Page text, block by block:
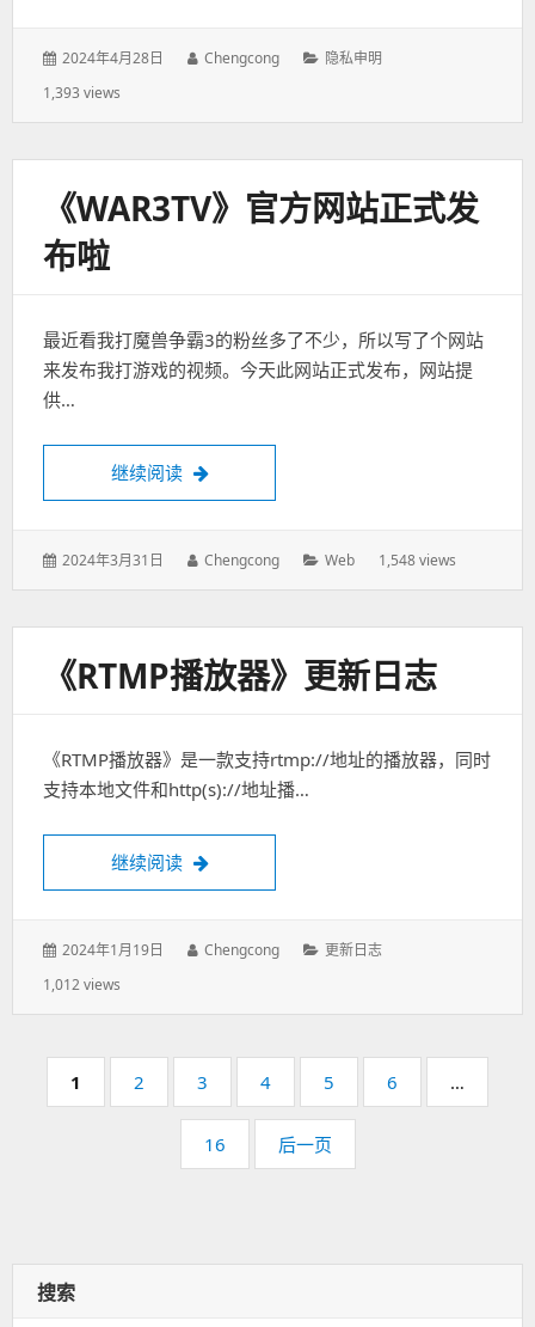
发
于：
2024年4月28日
作
Chengcong
分
隐私申明
1,393 views
《WAR3TV》官方网站正式发
布啦
最近看我打魔兽争霸3的粉丝多了不少，所以写了个网站
来发布我打游戏的视频。今天此网站正式发布，网站提
供…
继续阅读 《War3TV》官方网站正式发布啦
发
2024年3月31日
作
Chengcong
分
Web 1,548 views
《RTMP播放器》更新日志
《RTMP播放器》是一款支持rtmp://地址的播放器，同时
支持本地文件和http(s)://地址播…
继续阅读 《RTMP播放器》更新日志
发
于：
2024年1月19日
作
Chengcong
分
更新日志
1,012 views
页
码：
1
页
码：
2
页
码：
3
页
码：
4
页
码：
5
页
码：
6 …
页
码：
16 后一页
搜索